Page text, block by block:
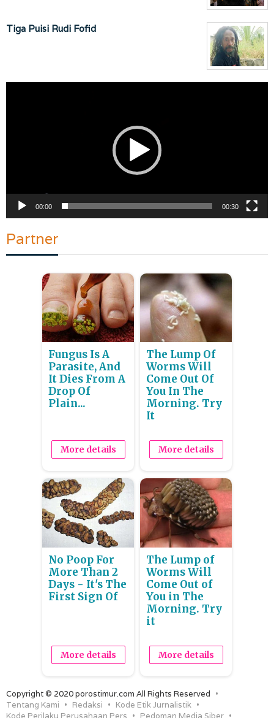
Tiga Puisi Rudi Fofid
00:00 00:30
Partner
Fungus Is A
Parasite, And
It Dies From A
Drop Of
Plain...
More details
The Lump Of
Worms Will
Come Out Of
You In The
Morning. Try
It
More details
No Poop For
More Than 2
Days - It's The
First Sign Of
More details
The Lump of
Worms Will
Come Out of
You in The
Morning. Try
it
More details
Copyright © 2020 porostimur.com All Rights Reserved
Tentang Kami
Redaksi
Kode Etik Jurnalistik
Kode Perilaku Perusahaan Pers
Pedoman Media Siber